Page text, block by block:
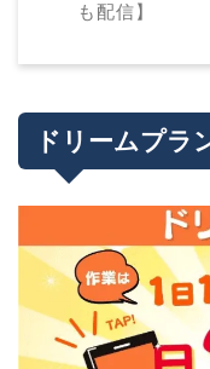
も配信】
ドリームプラ